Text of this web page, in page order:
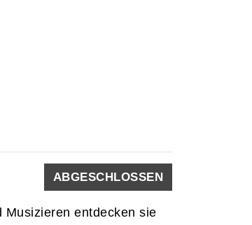
ABGESCHLOSSEN
Musizieren entdecken sie